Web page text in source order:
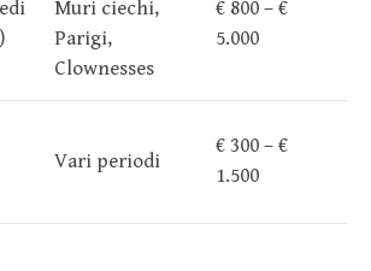
Muri ciechi,
Parigi,
Clownesses
€ 800 – €
5.000
Vari periodi
€ 300 – €
1.500